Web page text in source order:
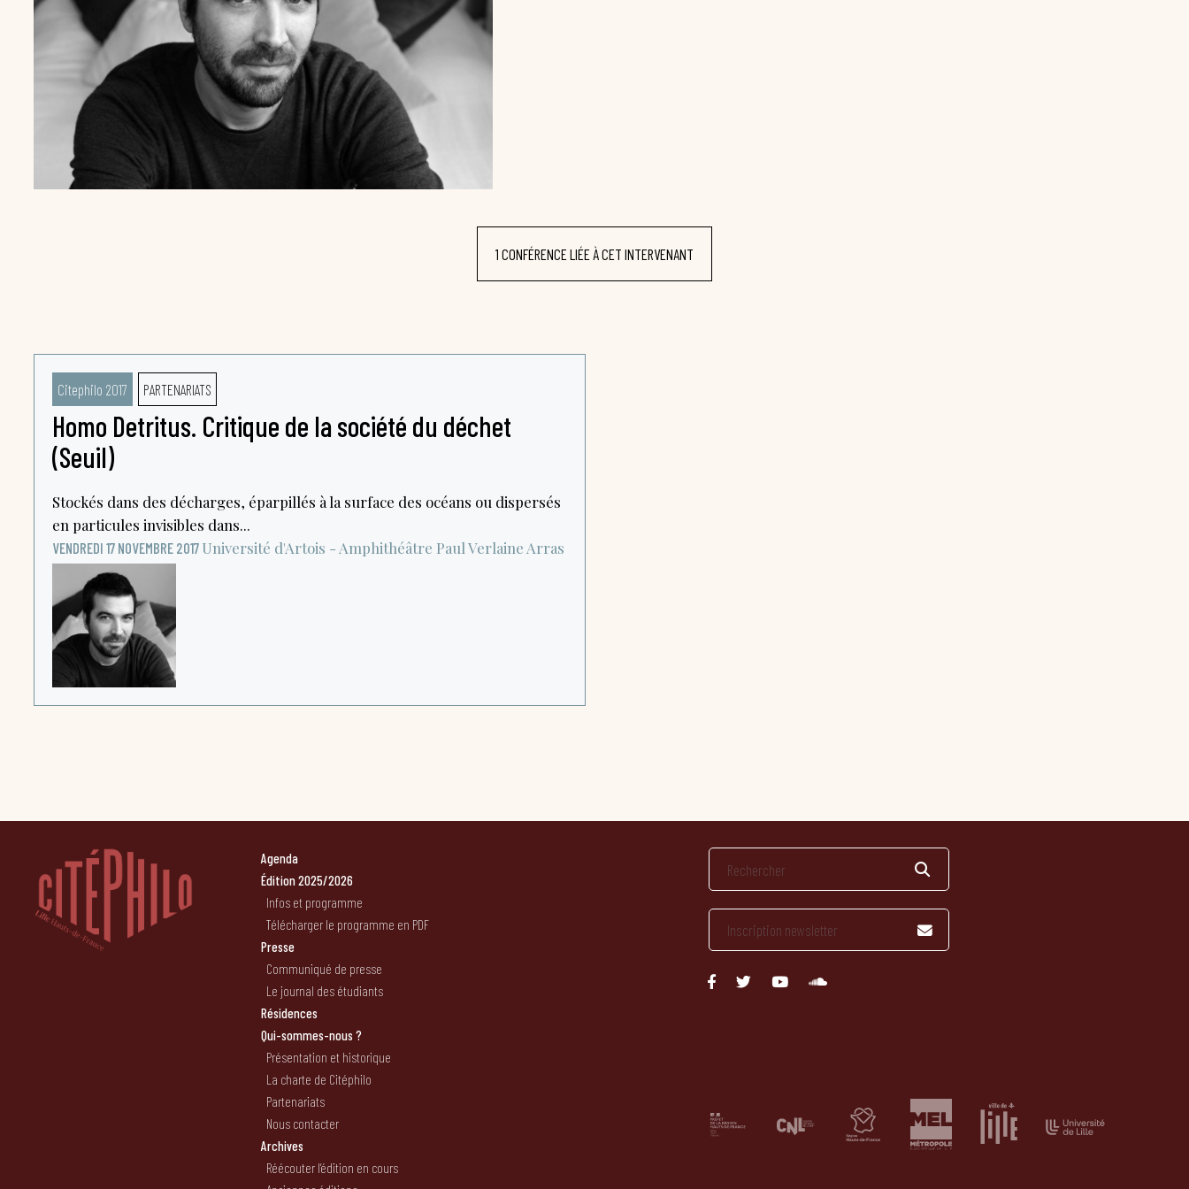
1 CONFÉRENCE LIÉE À CET INTERVENANT
Citephilo 2017 PARTENARIATS
Homo Detritus. Critique de la société du déchet
(Seuil)
Stockés dans des décharges, éparpillés à la surface des océans ou dispersés
en particules invisibles dans...
VENDREDI 17 NOVEMBRE 2017 Université d'Artois - Amphithéâtre Paul Verlaine Arras
Agenda
Édition 2025/2026
Infos et programme
Télécharger le programme en PDF
Presse
Communiqué de presse
Le journal des étudiants
Résidences
Qui-sommes-nous ?
Présentation et historique
La charte de Citéphilo
Partenariats
Nous contacter
Archives
Réécouter l’édition en cours